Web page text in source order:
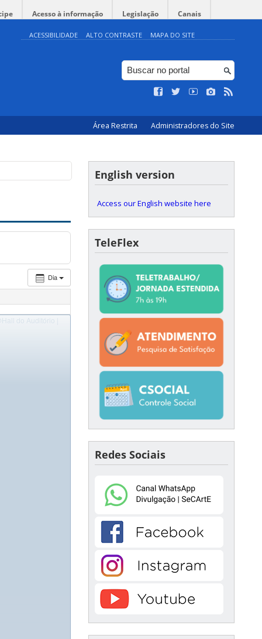
Acesso à informação Legislação Canais
ACESSIBILIDADE ALTO CONTRASTE MAPA DO SITE
Área Restrita Administradores do Site
Dia
do Auditório |
English version
Access our English website here
TeleFlex
Redes Sociais